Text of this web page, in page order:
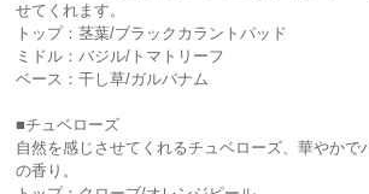
せてくれます。
トップ：茎葉/ブラックカラントパッド
ミドル：バジル/トマトリーフ
ベース：干し草/ガルバナム
■チュベローズ
自然を感じさせてくれるチュベローズ、華やかで
の香り。